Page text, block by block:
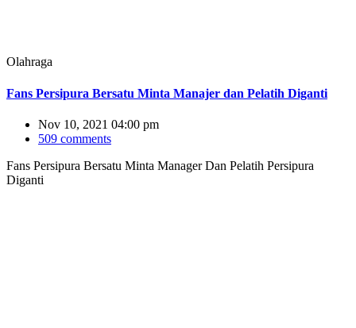
Olahraga
Fans Persipura Bersatu Minta Manajer dan Pelatih Diganti
Nov 10, 2021 04:00 pm
509 comments
Fans Persipura Bersatu Minta Manager Dan Pelatih Persipura
Diganti